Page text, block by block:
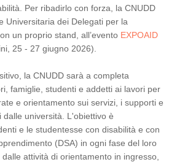
Per ribadirlo con forza, la CNUDD
Universitaria dei Delegati per la
un proprio stand, all’evento EXPOAID
25 - 27 giugno 2026).
la CNUDD sarà a completa
famiglie, studenti e addetti ai lavori per
e orientamento sui servizi, i supporti e
università. L'obiettivo è
e le studentesse con disabilità e con
(DSA) in ogni fase del loro
attività di orientamento in ingresso,